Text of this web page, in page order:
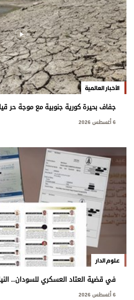
الأخبار العالمية
جفاف بحيرة كورية جنوبية مع موجة حر
6 أغسطس 2026
علوم الدار
في قضية العتاد العسكري للسودان..
استهدف المساس بسيادة الدولة6 أغسطس 2026